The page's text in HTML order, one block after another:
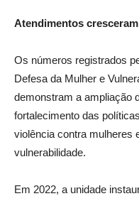
Atendimentos
Os números registrados
Defesa da Mulher e
demonstram a ampliação
fortalecimento das
violência contra mulheres
vulnerabilidade.
Em 2022, a unidade